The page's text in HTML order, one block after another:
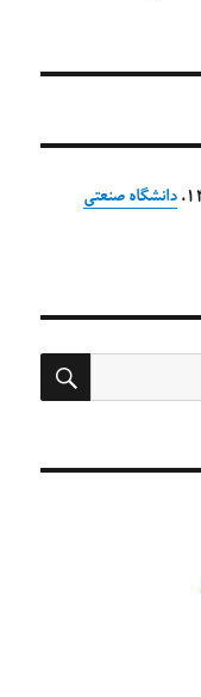
دانشگاه صنعتی